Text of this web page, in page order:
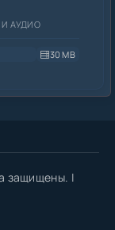
АУДИО
30 MB
защищены. |